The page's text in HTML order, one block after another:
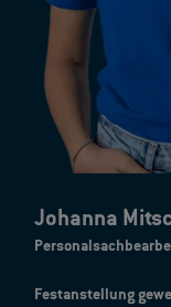
Johanna
Festanstellung